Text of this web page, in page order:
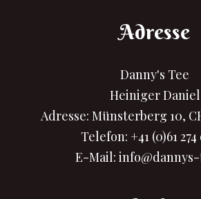
Adresse
Danny's Tee
Heiniger Daniel
Adresse: Münsterberg 10,
Telefon: +41 (0)61
E-Mail: